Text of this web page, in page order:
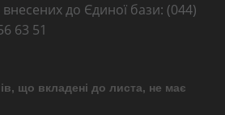
внесених до Єдиної бази: (044)
63 51
що вкладені до листа, не має